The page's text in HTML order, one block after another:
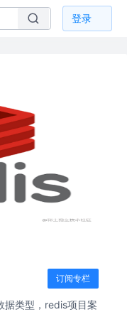
登录
订阅专栏
据类型，redis项目案